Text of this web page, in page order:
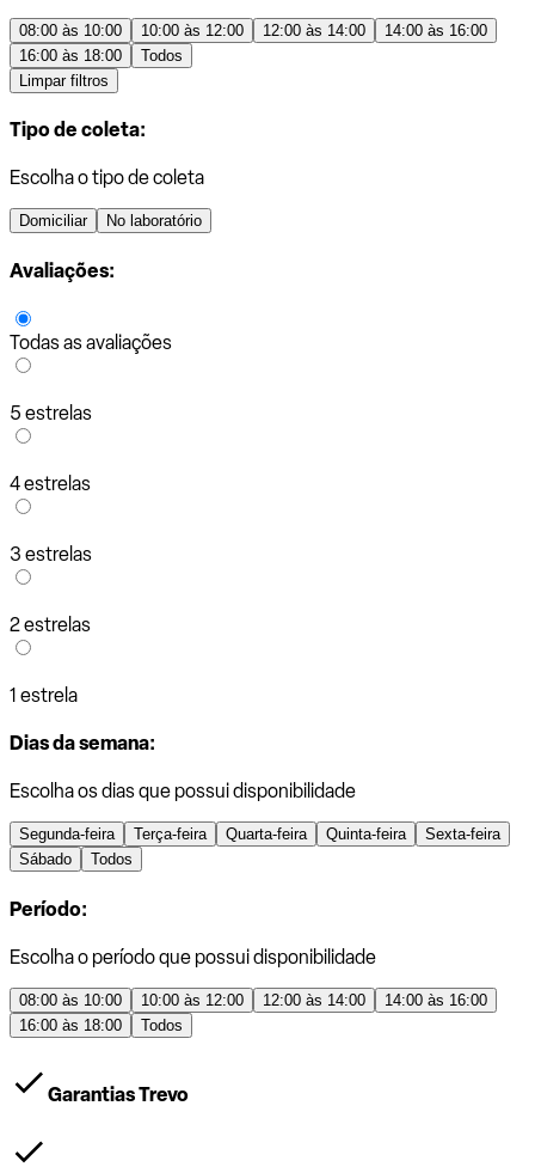
08:00 às 10:00 10:00 às 12:00 12:00 às 14:00
14:00 às 16:00
16:00 às 18:00
Todos
Limpar filtros
Tipo de coleta:
Escolha o tipo de coleta
Domiciliar No laboratório
Avaliações:
Todas as avaliações
5 estrelas
4 estrelas
3 estrelas
2 estrelas
1 estrela
Dias da semana:
Escolha os dias que possui disponibilidade
Segunda-feira Terça-feira Quarta-feira Quinta-feira
Sexta-feira
Sábado
Todos
Período:
Escolha o período que possui disponibilidade
08:00 às 10:00 10:00 às 12:00 12:00 às 14:00
14:00 às 16:00
16:00 às 18:00
Todos
Garantias Trevo